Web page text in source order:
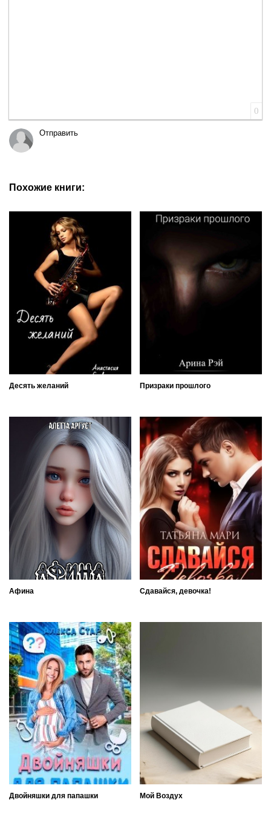
0
Отправить
Похожие книги:
Десять желаний Призраки прошлого
Афина Сдавайся, девочка!
Двойняшки для папашки Мой Воздух